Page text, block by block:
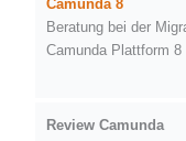
Camunda8
Beratung bei der
Camunda Plattform 8
Review Camunda